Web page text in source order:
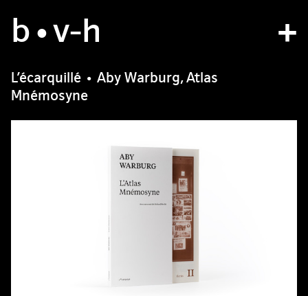
b•v-h
studio
projects
bvh type
contact
L’écarquillé • Aby Warburg, Atlas
Mnémosyne